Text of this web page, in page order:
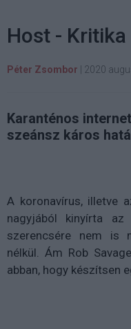
Host - Kritika
Péter Zsombor 2020
Karanténos
szeánsz káros
A koronavírus, illetve
nagyjából kinyírta
szerencsére nem is
nélkül. Ám Rob
abban, hogy készítsen